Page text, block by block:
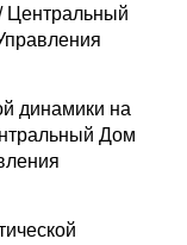
Центральный
динамики на
Дом